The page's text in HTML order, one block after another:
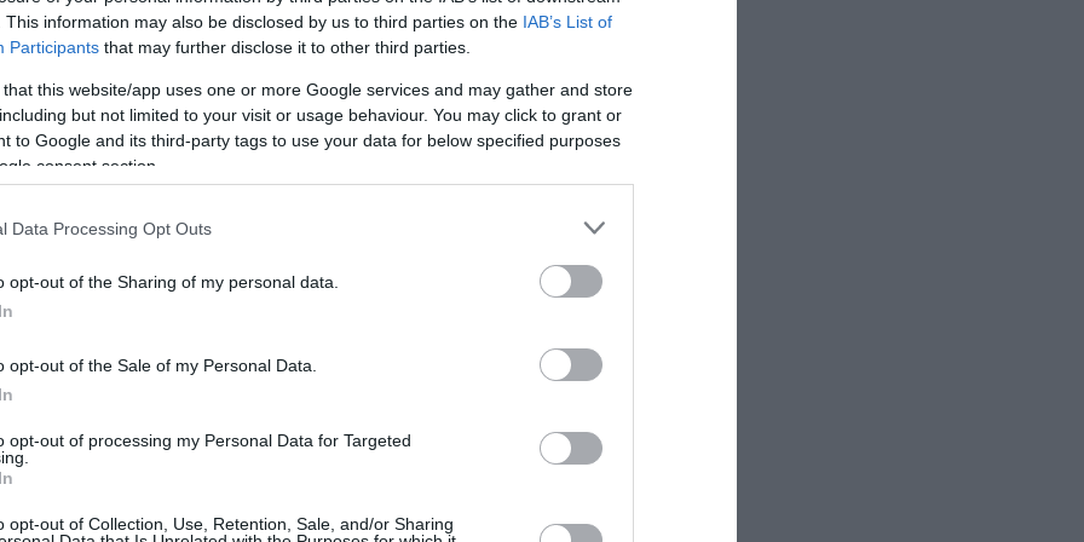
This information may also be disclosed by us to third parties on the IAB’s List of
Participants that may further disclose it to other third parties.
that this website/app uses one or more Google services and may gather and store
but not limited to your visit or usage behaviour. You may click to grant or
to Google and its third-party tags to use your data for below specified purposes
consent section.
Data Processing Opt Outs
opt-out of the Sharing of my personal data.
opt-out of the Sale of my Personal Data.
opt-out of processing my Personal Data for Targeted
opt-out of Collection, Use, Retention, Sale, and/or Sharing
τυχαία
από την Εποχή
(Photos)
ψαριά έπιασε ένας ψαράς
Μόνο που τα δίκτυα του
στις όχθες του
Εργαζόμενοι σε λατομείο
βρήκαν οστά προϊστορικού
Μία σημαντική ανακάλυψη έκαναν
Τα λείψανα του προϊστορικού μαμούθ